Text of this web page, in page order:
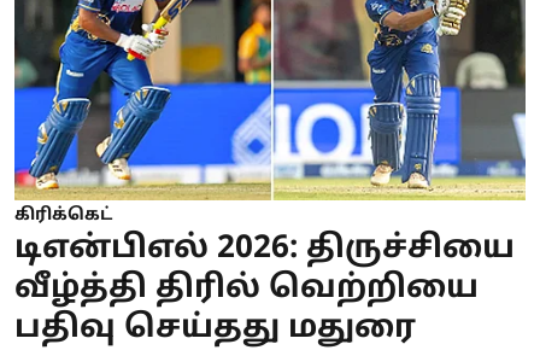
கிரிக்கெட்
டிஎன்பிஎல் 2026: திருச்சியை
வீழ்த்தி திரில் வெற்றியை
பதிவு செய்தது மதுரை